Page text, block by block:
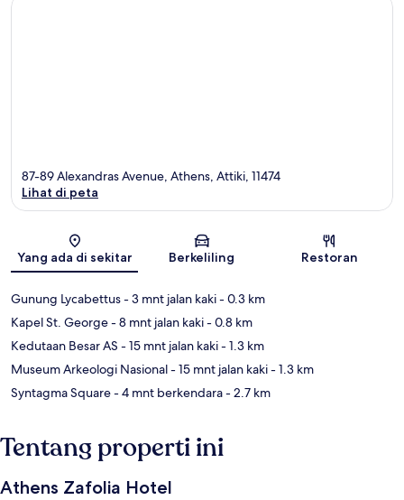
Peta
87-89 Alexandras Avenue, Athens, Attiki, 11474
Lihat di peta
Yang ada di sekitar Berkeliling Restoran
Gunung Lycabettus- 3 mnt jalan kaki- 0.3 km
Kapel St. George- 8 mnt jalan kaki- 0.8 km
Kedutaan Besar AS - 15 mnt jalan kaki- 1.3 km
Museum Arkeologi Nasional- 15 mnt jalan kaki- 1.3 km
Syntagma Square- 4 mnt berkendara- 2.7 km
Tentang properti ini
Athens Zafolia Hotel